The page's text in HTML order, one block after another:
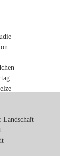
Landschaft